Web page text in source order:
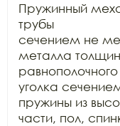
Пружинный
трубы
сечением не
металла
равнополочного
уголка
пружины из
части, пол,